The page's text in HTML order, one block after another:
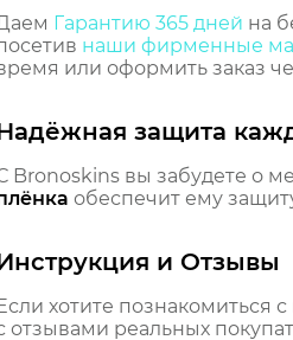
Гарантию 365 дней на
наши фирменные
или оформить заказ
защита
Bronoskins вы забудете о
обеспечит ему
и Отзывы
Если хотите познакомиться
отзывами реальных